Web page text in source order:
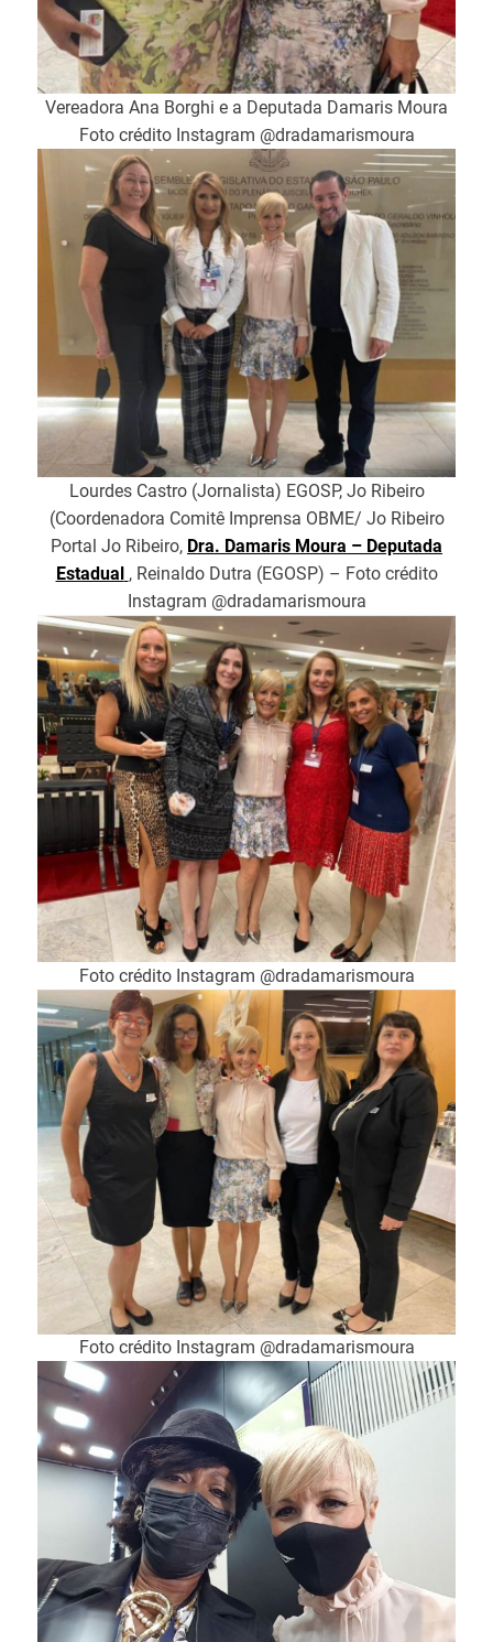
Vereadora Ana Borghi e a Deputada Damaris Moura
Foto crédito Instagram @dradamarismoura
Lourdes Castro (Jornalista) EGOSP, Jo Ribeiro
(Coordenadora Comitê Imprensa OBME/ Jo Ribeiro
Portal Jo Ribeiro, Dra. Damaris Moura – Deputada
Estadual , Reinaldo Dutra (EGOSP) – Foto crédito
Instagram @dradamarismoura
Foto crédito Instagram @dradamarismoura
Foto crédito Instagram @dradamarismoura